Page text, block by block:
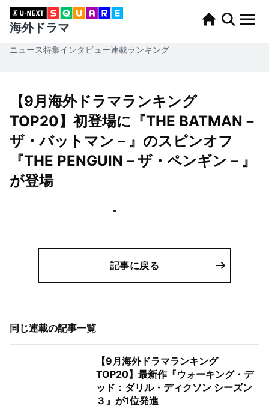
海外ドラマ
ニュース特集インタビュー連載ランキング
【9月海外ドラマランキング
TOP20】初登場に『THE BATMAN－
ザ・バットマン－』のスピンオフ
『THE PENGUIN－ザ・ペンギン－』
が登場
記事に戻る
同じ連載の記事一覧
【9月海外ドラマランキング
TOP20】最新作『ウォーキング・デ
ッド：ダリル・ディクソン シーズン
３』が1位発進